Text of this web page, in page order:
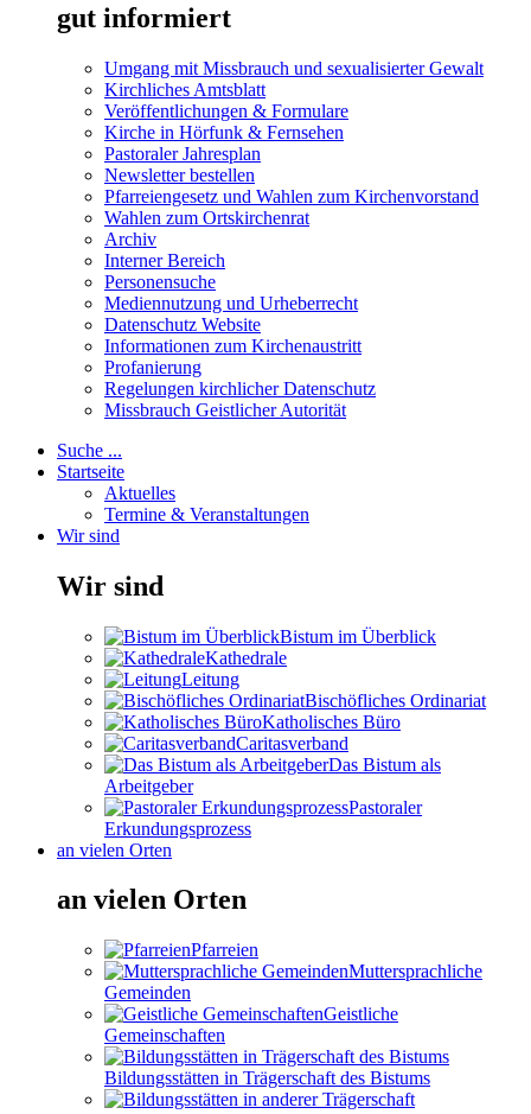
gut informiert
Umgang mit Missbrauch und sexualisierter Gewalt
Kirchliches Amtsblatt
Veröffentlichungen & Formulare
Kirche in Hörfunk & Fernsehen
Pastoraler Jahresplan
Newsletter bestellen
Pfarreiengesetz und Wahlen zum Kirchenvorstand
Wahlen zum Ortskirchenrat
Archiv
Interner Bereich
Personensuche
Mediennutzung und Urheberrecht
Datenschutz Website
Informationen zum Kirchenaustritt
Profanierung
Regelungen kirchlicher Datenschutz
Missbrauch Geistlicher Autorität
Suche ...
Startseite
Aktuelles
Termine & Veranstaltungen
Wir sind
Wir sind
Bistum im Überblick
Kathedrale
Leitung
Bischöfliches Ordinariat
Katholisches Büro
Caritasverband
Das Bistum als
Arbeitgeber
Pastoraler
Erkundungsprozess
an vielen Orten
an vielen Orten
Pfarreien
Muttersprachliche
Gemeinden
Geistliche
Gemeinschaften
Bildungsstätten in Trägerschaft des Bistums